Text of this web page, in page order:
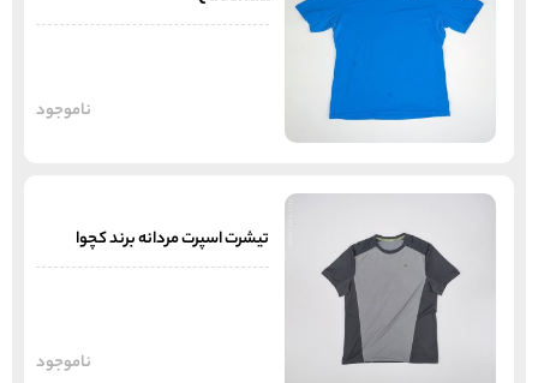
ناموجود
تیشرت اسپرت مردانه برند کچوا
ناموجود